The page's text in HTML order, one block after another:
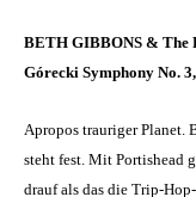
BETH GIBBONS & The
Górecki Symphony No.
Apropos trauriger Planet.
steht fest. Mit Portishead
drauf als das die Trip-